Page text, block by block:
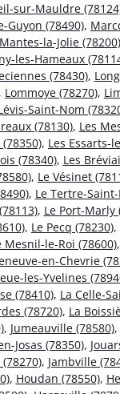
sur-Mauldre
Guyon (78490),
Mantes-la-Jolie (78200)
les-Hameaux
(78430),
, Lommoye (78270),
Saint-Nom
(78130), Les
(78350), Les Essarts-
(78340), Les
, Le Vésinet
, Le Tertre-
, Le Port-Marly
, Le Pecq (78230),
Mesnil-le-Roi (78600),
en-Chevrie
les-Yvelines
(78410), La Celle-
(78720), La
, Jumeauville (78580),
Josas (78350),
(78270), Jambville
, Houdan (78550),